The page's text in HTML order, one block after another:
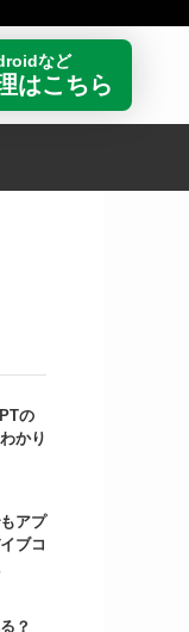
など
はこちら
の
かり
アプ
ブコ
？